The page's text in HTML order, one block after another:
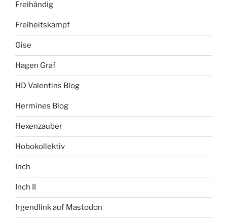
Freihändig
Freiheitskampf
Gise
Hagen Graf
HD Valentins Blog
Hermines Blog
Hexenzauber
Hobokollektiv
Inch
Inch II
Irgendlink auf Mastodon